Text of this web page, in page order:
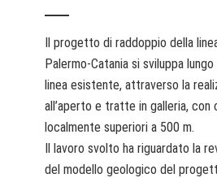
Il progetto di raddoppio della
Palermo-Catania si sviluppa
linea esistente, attraverso la
all’aperto e tratte in galleria, con
localmente superiori a 500 m.
Il lavoro svolto ha riguardato la
del modello geologico del